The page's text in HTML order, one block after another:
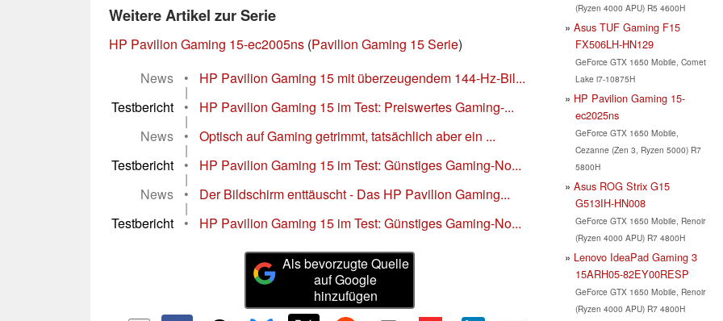
Weitere Artikel zur Serie
HP Pavilion Gaming 15-ec2005ns (Pavilion Gaming 15 Serie)
News
• HP Pavilion Gaming 15 mit überzeugendem 144-Hz-Bil...
|
Testbericht
• HP Pavilion Gaming 15 im Test: Preiswertes Gaming-...
|
News
• Optisch auf Gaming getrimmt, tatsächlich aber ein ...
|
Testbericht
• HP Pavilion Gaming 15 im Test: Günstiges Gaming-No...
|
News
• Der Bildschirm enttäuscht - Das HP Pavilion Gaming...
|
Testbericht
• HP Pavilion Gaming 15 im Test: Günstiges Gaming-No...
Als bevorzugte Quelle
auf Google
hinzufügen
(Ryzen 4000 APU) R5 4600H
Asus TUF Gaming F15
FX506LH-HN129
GeForce GTX 1650 Mobile, Comet
Lake i7-10875H
HP Pavilion Gaming 15-
ec2025ns
GeForce GTX 1650 Mobile,
Cezanne (Zen 3, Ryzen 5000) R7
5800H
Asus ROG Strix G15
G513IH-HN008
GeForce GTX 1650 Mobile, Renoir
(Ryzen 4000 APU) R7 4800H
Lenovo IdeaPad Gaming 3
15ARH05-82EY00RESP
GeForce GTX 1650 Mobile, Renoir
(Ryzen 4000 APU) R7 4800H